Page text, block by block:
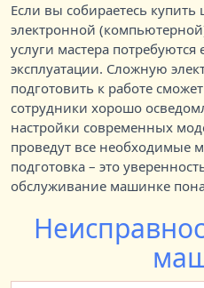
Если вы собираетесь
электронной
услуги мастера
эксплуатации. Сложную
подготовить к работе
сотрудники хорошо
настройки современных
проведут все необходимые
подготовка – это
обслуживание машинке